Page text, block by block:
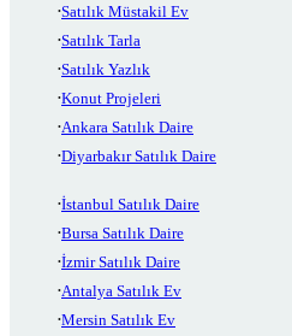
Satılık Müstakil Ev
Satılık Tarla
Satılık Yazlık
Konut Projeleri
Ankara Satılık Daire
Diyarbakır Satılık Daire
İstanbul Satılık Daire
Bursa Satılık Daire
İzmir Satılık Daire
Antalya Satılık Ev
Mersin Satılık Ev